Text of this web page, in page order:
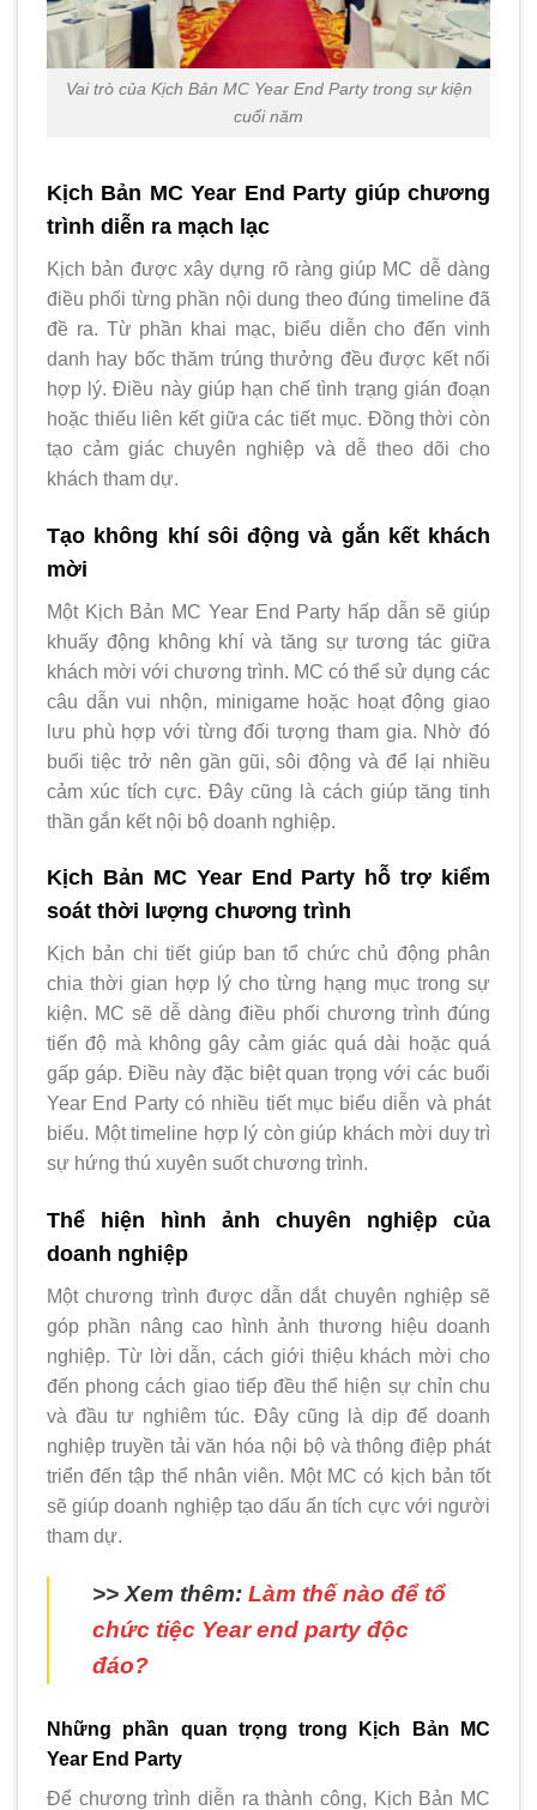
Vai trò của Kịch Bản MC Year End Party trong sự kiện
cuối năm
Kịch Bản MC Year End Party giúp chương
trình diễn ra mạch lạc
Kịch bản được xây dựng rõ ràng giúp MC dễ dàng
điều phối từng phần nội dung theo đúng timeline đã
đề ra. Từ phần khai mạc, biểu diễn cho đến vinh
danh hay bốc thăm trúng thưởng đều được kết nối
hợp lý. Điều này giúp hạn chế tình trạng gián đoạn
hoặc thiếu liên kết giữa các tiết mục. Đồng thời còn
tạo cảm giác chuyên nghiệp và dễ theo dõi cho
khách tham dự.
Tạo không khí sôi động và gắn kết khách
mời
Một Kịch Bản MC Year End Party hấp dẫn sẽ giúp
khuấy động không khí và tăng sự tương tác giữa
khách mời với chương trình. MC có thể sử dụng các
câu dẫn vui nhộn, minigame hoặc hoạt động giao
lưu phù hợp với từng đối tượng tham gia. Nhờ đó
buổi tiệc trở nên gần gũi, sôi động và để lại nhiều
cảm xúc tích cực. Đây cũng là cách giúp tăng tinh
thần gắn kết nội bộ doanh nghiệp.
Kịch Bản MC Year End Party hỗ trợ kiểm
soát thời lượng chương trình
Kịch bản chi tiết giúp ban tổ chức chủ động phân
chia thời gian hợp lý cho từng hạng mục trong sự
kiện. MC sẽ dễ dàng điều phối chương trình đúng
tiến độ mà không gây cảm giác quá dài hoặc quá
gấp gáp. Điều này đặc biệt quan trọng với các buổi
Year End Party có nhiều tiết mục biểu diễn và phát
biểu. Một timeline hợp lý còn giúp khách mời duy trì
sự hứng thú xuyên suốt chương trình.
Thể hiện hình ảnh chuyên nghiệp của
doanh nghiệp
Một chương trình được dẫn dắt chuyên nghiệp sẽ
góp phần nâng cao hình ảnh thương hiệu doanh
nghiệp. Từ lời dẫn, cách giới thiệu khách mời cho
đến phong cách giao tiếp đều thể hiện sự chỉn chu
và đầu tư nghiêm túc. Đây cũng là dịp để doanh
nghiệp truyền tải văn hóa nội bộ và thông điệp phát
triển đến tập thể nhân viên. Một MC có kịch bản tốt
sẽ giúp doanh nghiệp tạo dấu ấn tích cực với người
tham dự.
>> Xem thêm: Làm thế nào để tổ
chức tiệc Year end party độc
đáo?
Những phần quan trọng trong Kịch Bản MC
Year End Party
Để chương trình diễn ra thành công, Kịch Bản MC